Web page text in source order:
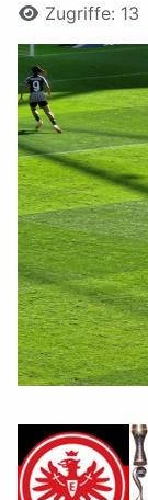
Zugriffe: 13